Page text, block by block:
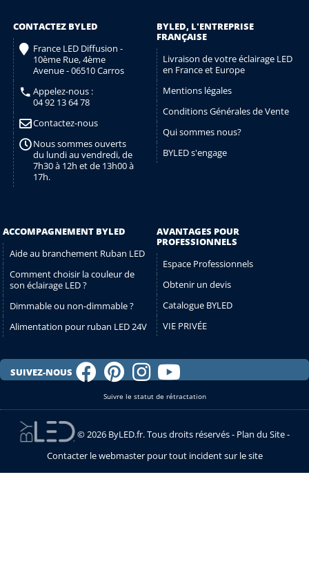
CONTACTEZ BYLED
France LED Diffusion -
10ème Rue, 4ème
Avenue - 06510 Carros
Appelez-nous :
04 92 13 64 78
Contactez-nous
Nous sommes ouverts
du lundi au vendredi, de
7h30 à 12h et de 13h00 à
17h.
BYLED, L'ENTREPRISE
FRANÇAISE
Livraison de votre éclairage LED
en France et Europe
Mentions légales
Conditions Générales de Vente
Qui sommes nous?
BYLED s'engage
ACCOMPAGNEMENT BYLED
Aide au branchement Ruban LED
Comment choisir la couleur de
son éclairage LED ?
Dimmable ou non-dimmable ?
Alimentation pour ruban LED 24V
AVANTAGES POUR
PROFESSIONNELS
Espace Professionnels
Obtenir un devis
Catalogue BYLED
VIE PRIVÉE
SUIVEZ-NOUS
Suivre le statut de rétractation
© 2026 ByLED.fr. Tous droits réservés - Plan du Site-
Contacter le webmaster pour tout incident sur le site